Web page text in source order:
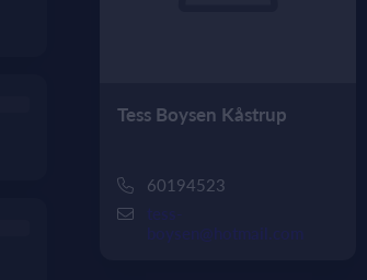
Tess Boysen Kåstrup
60194523
tess-
boysen@hotmail.com